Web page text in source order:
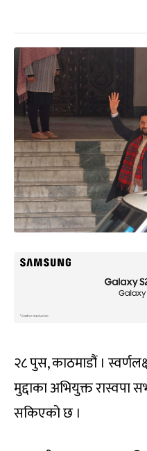
२८ पुस, काठमाडौं ।
मुद्दाका अभियुक्त रास्वपा
सकिएको छ ।